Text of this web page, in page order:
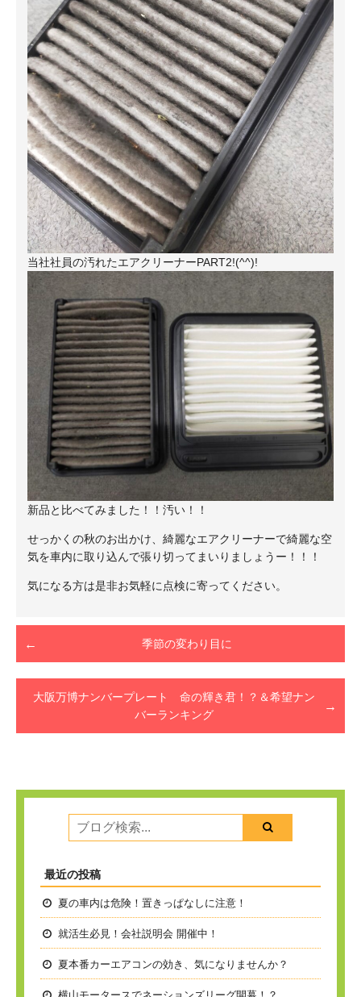
当社社員の汚れたエアクリーナーPART2!(^^)!
新品と比べてみました！！汚い！！
せっかくの秋のお出かけ、綺麗なエアクリーナーで綺麗な空
気を車内に取り込んで張り切ってまいりましょうー！！！
気になる方は是非お気軽に点検に寄ってください。
季節の変わり目に
大阪万博ナンバープレート 命の輝き君！？＆希望ナン
バーランキング
最近の投稿
夏の車内は危険！置きっぱなしに注意！
就活生必見！会社説明会 開催中！
夏本番カーエアコンの効き、気になりませんか？